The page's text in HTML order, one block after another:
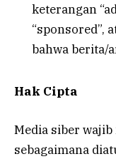
keterangan
“sponsored”,
bahwa berita/
Hak Cipta
Media siber
sebagaimana